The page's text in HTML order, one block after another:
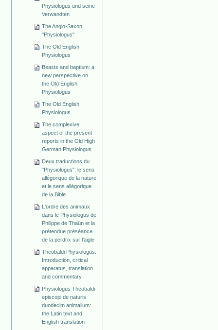
Physiologus und seine
Verwandten
The Anglo-Saxon
"Physiologus"
The Old English
Physiologus
Beasts and baptism: a
new perspective on
the Old English
Physiologus
The Old English
Physiologus
The complexive
aspect of the present
reports in the Old High
German Physiologus
Deux traductions du
"Physiologus": le sens
allégorique de la nature
et le sens allégorique
de la Bible
L'ordre des animaux
dans le Physiologus de
Philippe de Thaün et la
prétendue préséance
de la perdrix sur l'aigle
Theobaldi Physiologus.
Introduction, critical
apparatus, translation
and commentary
Physiologus Theobaldi
episcopi de naturis
duodecim animalium:
the Latin text and
English translation